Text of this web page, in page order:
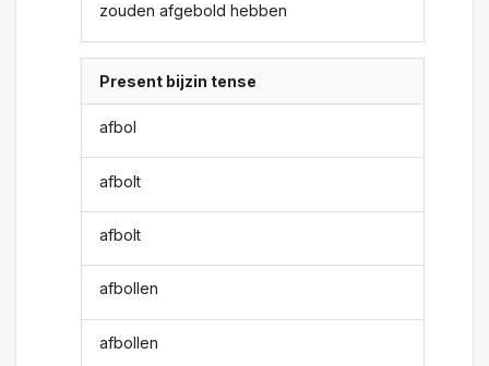
zouden afgebold hebben
Present bijzin tense
afbol
afbolt
afbolt
afbollen
afbollen